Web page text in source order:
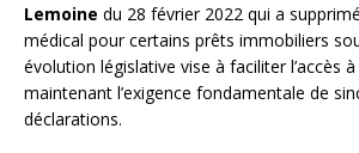
Lemoine du 28 février 2022 qui a
médical pour certains prêts immobiliers
évolution législative vise à faciliter l’accès
maintenant l’exigence fondamentale de
déclarations.